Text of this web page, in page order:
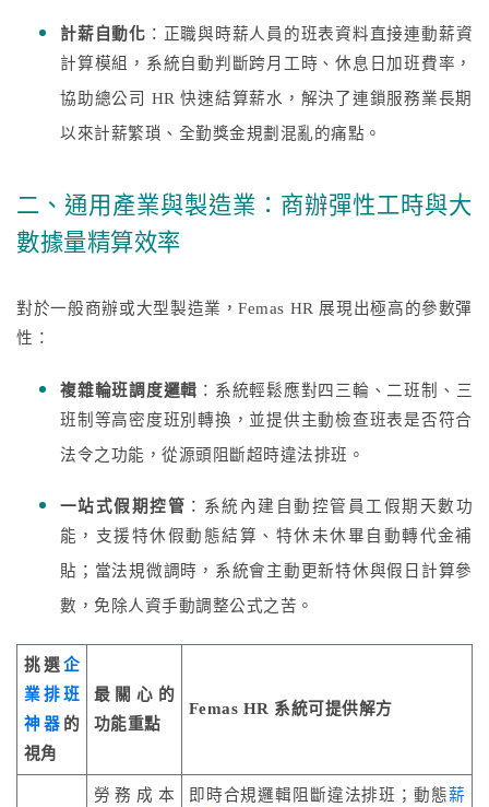
計薪自動化 ：正職與時薪人員的班表資料直接連動薪資
計算模組，系統自動判斷跨月工時、休息日加班費率，
協助總公司 HR 快速結算薪水，解決了連鎖服務業長期
以來計薪繁瑣、全勤獎金規劃混亂的痛點。
二、通用產業與製造業：商辦彈性工時與大
數據量精算效率
對於一般商辦或大型製造業，Femas HR 展現出極高的參數彈
性：
複雜輪班調度邏輯 ：系統輕鬆應對四三輪、二班制、三
班制等高密度班別轉換，並提供主動檢查班表是否符合
法令之功能，從源頭阻斷超時違法排班。
一站式假期控管 ：系統內建自動控管員工假期天數功
能，支援特休假動態結算、特休未休畢自動轉代金補
貼；當法規微調時，系統會主動更新特休與假日計算參
數，免除人資手動調整公式之苦。
挑選企
業排班
神器 的
視角
最關心的
功能重點
Femas HR 系統可提供解方
勞務成本
即時合規邏輯阻斷違法排班；動態薪